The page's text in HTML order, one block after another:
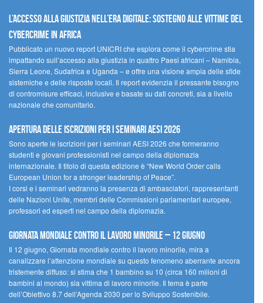
L’accesso alla giustizia nell’era digitale: sostegno alle vittime del
cybercrime in Africa
Pubblicato un nuovo report UNICRI che esplora come il cybercrime stia
impattando sull’accesso alla giustizia in quattro Paesi africani – Namibia,
Sierra Leone, Sudafrica e Uganda – e offre una visione ampia delle sfide
sistemiche e delle risposte locali. Il report evidenzia il pressante bisogno
di contromisure efficaci, inclusive e basate su dati concreti, sia a livello
nazionale che comunitario.
Apertura delle iscrizioni per i seminari AESI 2026
Sono aperte le iscrizioni per i seminari AESI 2026 che formeranno
studenti e giovani professionisti nel campo della diplomazia
internazionale. Il titolo di questa edizione è “New World Order calls
European Union for a stronger leadership of Peace”.
I corsi e i seminari vedranno la presenza di ambasciatori, rappresentanti
delle Nazioni Unite, membri delle Commissioni parlamentari europee,
professori ed esperti nel campo della diplomazia.
Giornata mondiale contro il lavoro minorile – 12 giugno
Il 12 giugno, Giornata mondiale contro il lavoro minorile, mira a
canalizzare l’attenzione mondiale su questo fenomeno aberrante ancora
tristemente diffuso: si stima che 1 bambino su 10 (circa 160 milioni di
bambini al mondo) sia vittima di lavoro minorile. Il tema è parte
dell’Obiettivo 8.7 dell’Agenda 2030 per lo Sviluppo Sostenibile.